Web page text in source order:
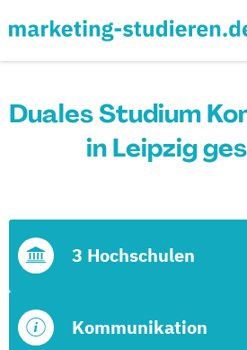
Duales Studium
in Leipzig
Kommunikation
3 Hochschulen